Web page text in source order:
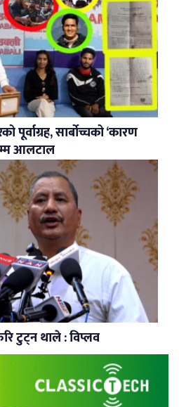
सार्बोच्चको ‘कारण
आलटाल
टुट्न थाले : विप्लव